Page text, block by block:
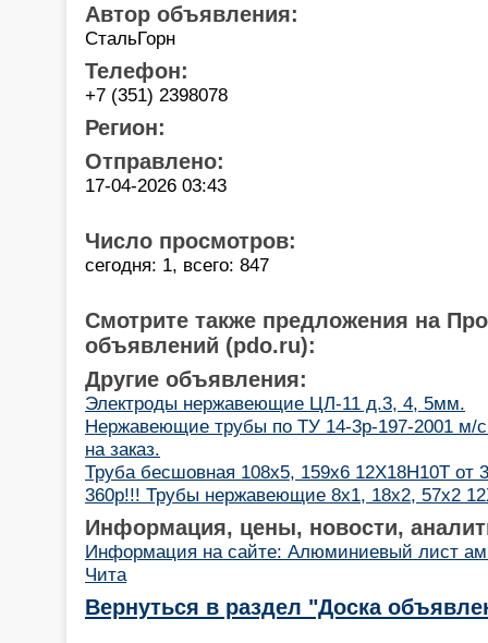
Автор объявления:
СтальГорн
Телефон:
+7 (351) 2398078
Регион:
Отправлено:
17-04-2026 03:43
Число просмотров:
сегодня: 1, всего: 847
Смотрите также предложения на
объявлений (pdo.ru):
Другие объявления:
Электроды нержавеющие ЦЛ-11 д.3, 4, 5мм.
Нержавеющие трубы по ТУ 14-3р-197-2001 м/
на заказ.
Труба бесшовная 108х5, 159х6 12Х18Н10Т от
360р!!! Трубы нержавеющие 8х1, 18х2, 57х2
Информация, цены, новости,
Информация на сайте: Алюминиевый лист
Чита
Вернуться в раздел "Доска